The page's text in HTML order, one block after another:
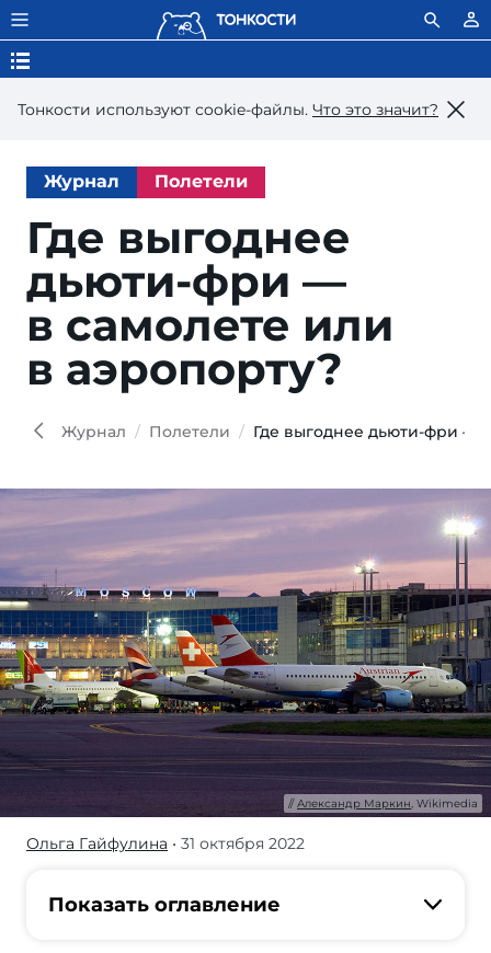
Тонкости используют сookie-файлы. Что это значит?
Журнал Полетели
Где выгоднее
дьюти-фри —
в самолете или
в аэропорту?
Журнал Полетели Где выгоднее дьюти-фри —
Александр Маркин, Wikimedia
Выгодно
покупать
Ольга Гайфулина • 31 октября 2022
Показать оглавление